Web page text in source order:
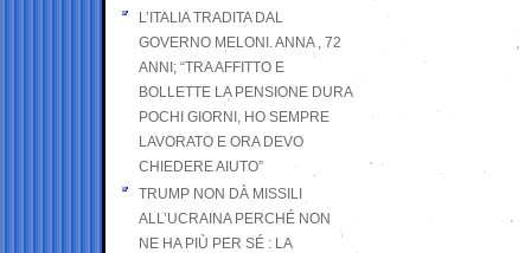
L’ITALIA TRADITA DAL
GOVERNO MELONI. ANNA , 72
ANNI; “TRA AFFITTO E
BOLLETTE LA PENSIONE DURA
POCHI GIORNI, HO SEMPRE
LAVORATO E ORA DEVO
CHIEDERE AIUTO”
TRUMP NON DÀ MISSILI
ALL’UCRAINA PERCHÉ NON
NE HA PIÙ PER SÉ : LA